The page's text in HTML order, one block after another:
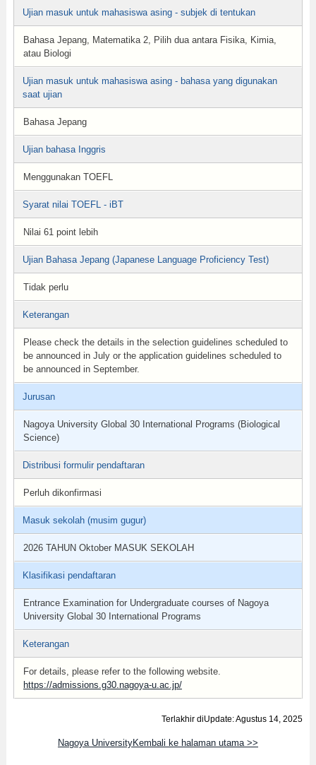
Ujian masuk untuk mahasiswa asing - subjek di tentukan
Bahasa Jepang, Matematika 2, Pilih dua antara Fisika, Kimia,
atau Biologi
Ujian masuk untuk mahasiswa asing - bahasa yang digunakan
saat ujian
Bahasa Jepang
Ujian bahasa Inggris
Menggunakan TOEFL
Syarat nilai TOEFL - iBT
Nilai 61 point lebih
Ujian Bahasa Jepang (Japanese Language Proficiency Test)
Tidak perlu
Keterangan
Please check the details in the selection guidelines scheduled to
be announced in July or the application guidelines scheduled to
be announced in September.
Jurusan
Nagoya University Global 30 International Programs (Biological
Science)
Distribusi formulir pendaftaran
Perluh dikonfirmasi
Masuk sekolah (musim gugur)
2026 TAHUN Oktober MASUK SEKOLAH
Klasifikasi pendaftaran
Entrance Examination for Undergraduate courses of Nagoya
University Global 30 International Programs
Keterangan
For details, please refer to the following website.
https://admissions.g30.nagoya-u.ac.jp/
Terlakhir diUpdate: Agustus 14, 2025
Nagoya UniversityKembali ke halaman utama >>